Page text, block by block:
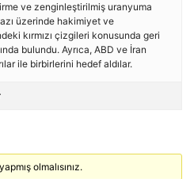
ve zenginleştirilmiş uranyuma
üzerinde hakimiyet ve
kırmızı çizgileri konusunda geri
bulundu. Ayrıca, ABD ve İran
ile birbirlerini hedef aldılar.
olmalısınız.